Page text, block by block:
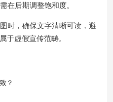
在后期调整饱和度。
时，确保文字清晰可读，避
于虚假宣传范畴。
？